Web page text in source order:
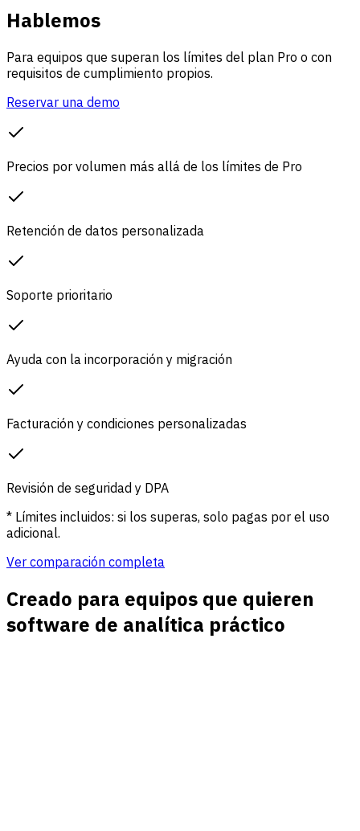
Hablemos
Para equipos que superan los límites del plan Pro o con
requisitos de cumplimiento propios.
Reservar una demo
Precios por volumen más allá de los límites de Pro
Retención de datos personalizada
Soporte prioritario
Ayuda con la incorporación y migración
Facturación y condiciones personalizadas
Revisión de seguridad y DPA
* Límites incluidos: si los superas, solo pagas por el uso
adicional.
Ver comparación completa
Creado para equipos que quieren
software de analítica práctico
Informes de tráfico y campañas